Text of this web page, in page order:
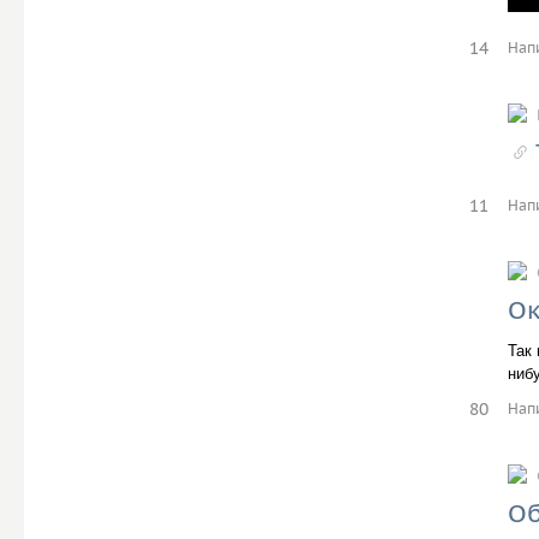
14
11
Так
80